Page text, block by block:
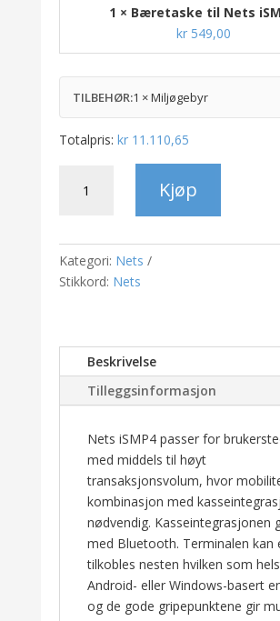
1 × Bæretaske til Nets
kr549,00
TILBEHØR:1 × Miljøgebyr
Totalpris: kr11.110,65
iSMP4
Kjøp
Kategori: Nets
Stikkord: Nets
Beskrivelse
Tilleggsinformasjon
Nets iSMP4 passer for
med middels til høyt
transaksjonsvolum, hvor
kombinasjon med
nødvendig. Kasseintegrasjonen
med Bluetooth. Terminalen kan
tilkobles nesten hvilken som
Android- eller Windows-basert
og de gode gripepunktene gir